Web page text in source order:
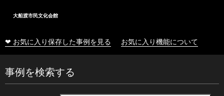
大船渡市民文化会館
❤ お気に入り保存した事例を見る お気に入り機能について
事例を検索する